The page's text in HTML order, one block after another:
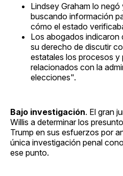
Lindsey Graham lo
buscando información
cómo el estado
Los abogados indicaron
su derecho de discutir
estatales los procesos y
relacionados con la
elecciones".
Bajo investigación. El gran
Willis a determinar los
Trump en sus esfuerzos por
única investigación penal
ese punto.